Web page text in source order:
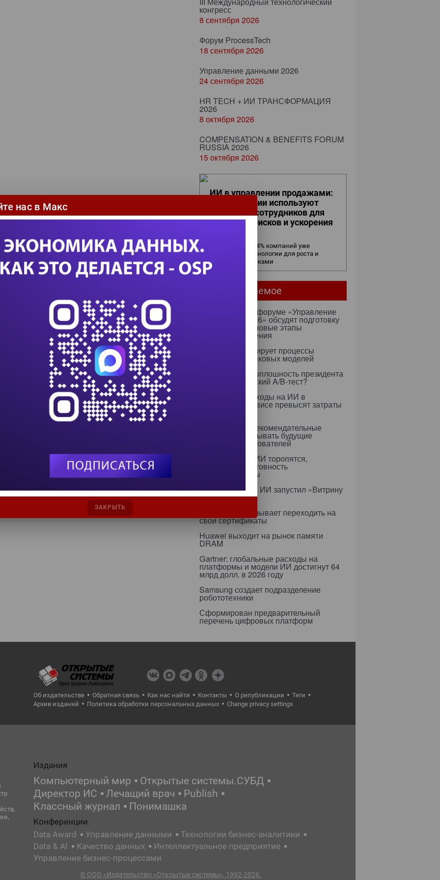
конгресс
8 сентября 2026
Форум ProcessTech
18 сентября 2026
Управление данными 2026
24 сентября 2026
HR TECH + ИИ ТРАНСФОРМАЦИЯ
2026
8 октября 2026
COMPENSATION & BENEFITS FORUM
RUSSIA 2026
15 октября 2026
ИИ в управлении продажами:
как компании используют
цифровых сотрудников для
снижения рисков и ускорения
ИИ в бизнесе: 54% компаний уже
используют технологии для роста и
управления рисками
Самое читаемое
24 сентября на форуме «Управление
данными — 2026» обсудят подготовку
данных к ИИ и новые этапы
импортозамещения
Т-Банк оптимизирует процессы
дообучения языковых моделей
Казус Rapidus: оплошность президента
или стратегический A/B-тест?
К 2030 году расходы на ИИ в
клиентском сервисе превысят затраты
В VK научили рекомендательные
алгоритмы учитывать будущие
интересы пользователей
С внедрением ИИ торопятся,
игнорируя неготовность
инфраструктуры
Альянс в сфере ИИ запустил «Витрину
кейсов»
Минцифры призывает переходить на
свои сертификаты
Huawei выходит на рынок памяти
DRAM
Gartner: глобальные расходы на
платформы и модели ИИ достигнут 64
млрд долл. в 2026 году
Samsung создает подразделение
робототехники
Сформирован предварительный
перечень цифровых платформ
Об издательстве Обратная связь Как нас найти Контакты О републикации
Теги
Архив изданий
Политика обработки персональных данных Change privacy settings
Издания
Компьютерный мир
Открытые системы.СУБД
Директор ИС
Лечащий врач
Publish
Классный журнал
Понимашка
Конференции
Data Award
Управление данными
Технологии бизнес-аналитики
Data & AI
Качество данных
Интеллектуальное предприятие
Управление бизнес-процессами
© ООО «Издательство «Открытые системы», 1992-2026.
нас в Макс
ЗАКРЫТЬ